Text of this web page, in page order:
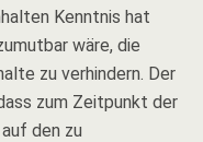
Kenntnis hat
wäre, die
zu verhindern. Der
zum Zeitpunkt der
den zu